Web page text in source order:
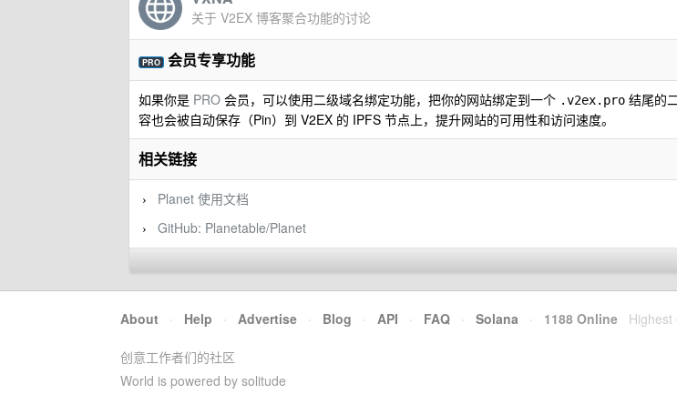
关于 V2EX 博客聚合功能的讨论
PRO 会员专享功能
如果你是 PRO 会员，可以使用二级域名绑定功能，把你的网站绑定到一个 .v2ex.pro 结尾的
容也会被自动保存（Pin）到 V2EX 的 IPFS 节点上，提升网站的可用性和访问速度。
相关链接
› Planet 使用文档
› GitHub: Planetable/Planet
About · Help · Advertise · Blog · API · FAQ · Solana · 1188 Online Highest
创意工作者们的社区
World is powered by solitude